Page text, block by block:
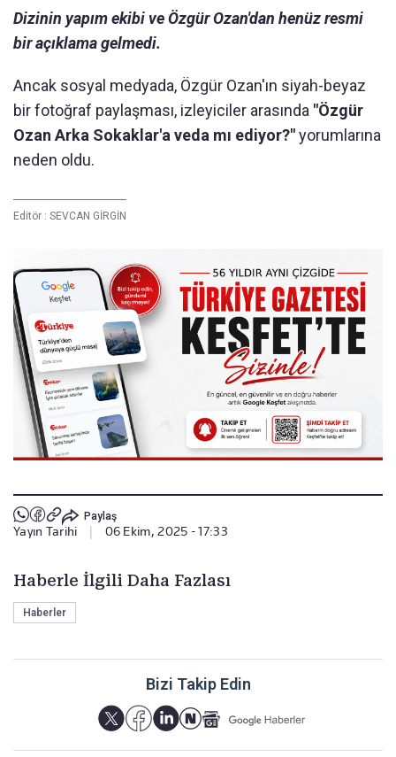
Dizinin yapım ekibi ve Özgür Ozan'dan henüz resmi
bir açıklama gelmedi.
Ancak sosyal medyada, Özgür Ozan'ın siyah-beyaz
bir fotoğraf paylaşması, izleyiciler arasında "Özgür
Ozan Arka Sokaklar'a veda mı ediyor?"yorumlarına
neden oldu.
Editör : SEVCAN GİRGİN
Paylaş
Yayın Tarihi 06 Ekim, 2025 - 17:33
Haberle İlgili Daha Fazlası
Haberler
Bizi Takip Edin